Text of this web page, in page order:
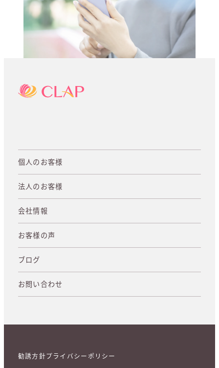
個人のお客様
法人のお客様
会社情報
お客様の声
ブログ
お問い合わせ
勧誘方針プライバシーポリシー